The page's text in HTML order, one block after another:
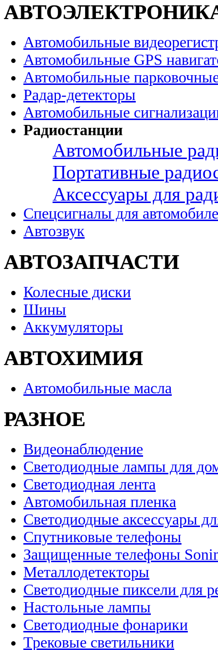
Автомобильные
Автомобильные GPS
Автомобильные
Радар-детекторы
Автомобильные
Радиостанции
Автомобильные
Портативные
Аксессуары для
Спецсигналы для
Автозвук
АВТОЗАПЧАСТИ
Колесные диски
Шины
Аккумуляторы
АВТОХИМИЯ
Автомобильные масла
РАЗНОЕ
Видеонаблюдение
Светодиодные лампы для
Светодиодная лента
Автомобильная пленка
Светодиодные аксессуары
Спутниковые телефоны
Защищенные телефоны
Металлодетекторы
Светодиодные пиксели для
Настольные лампы
Светодиодные фонарики
Трековые светильники